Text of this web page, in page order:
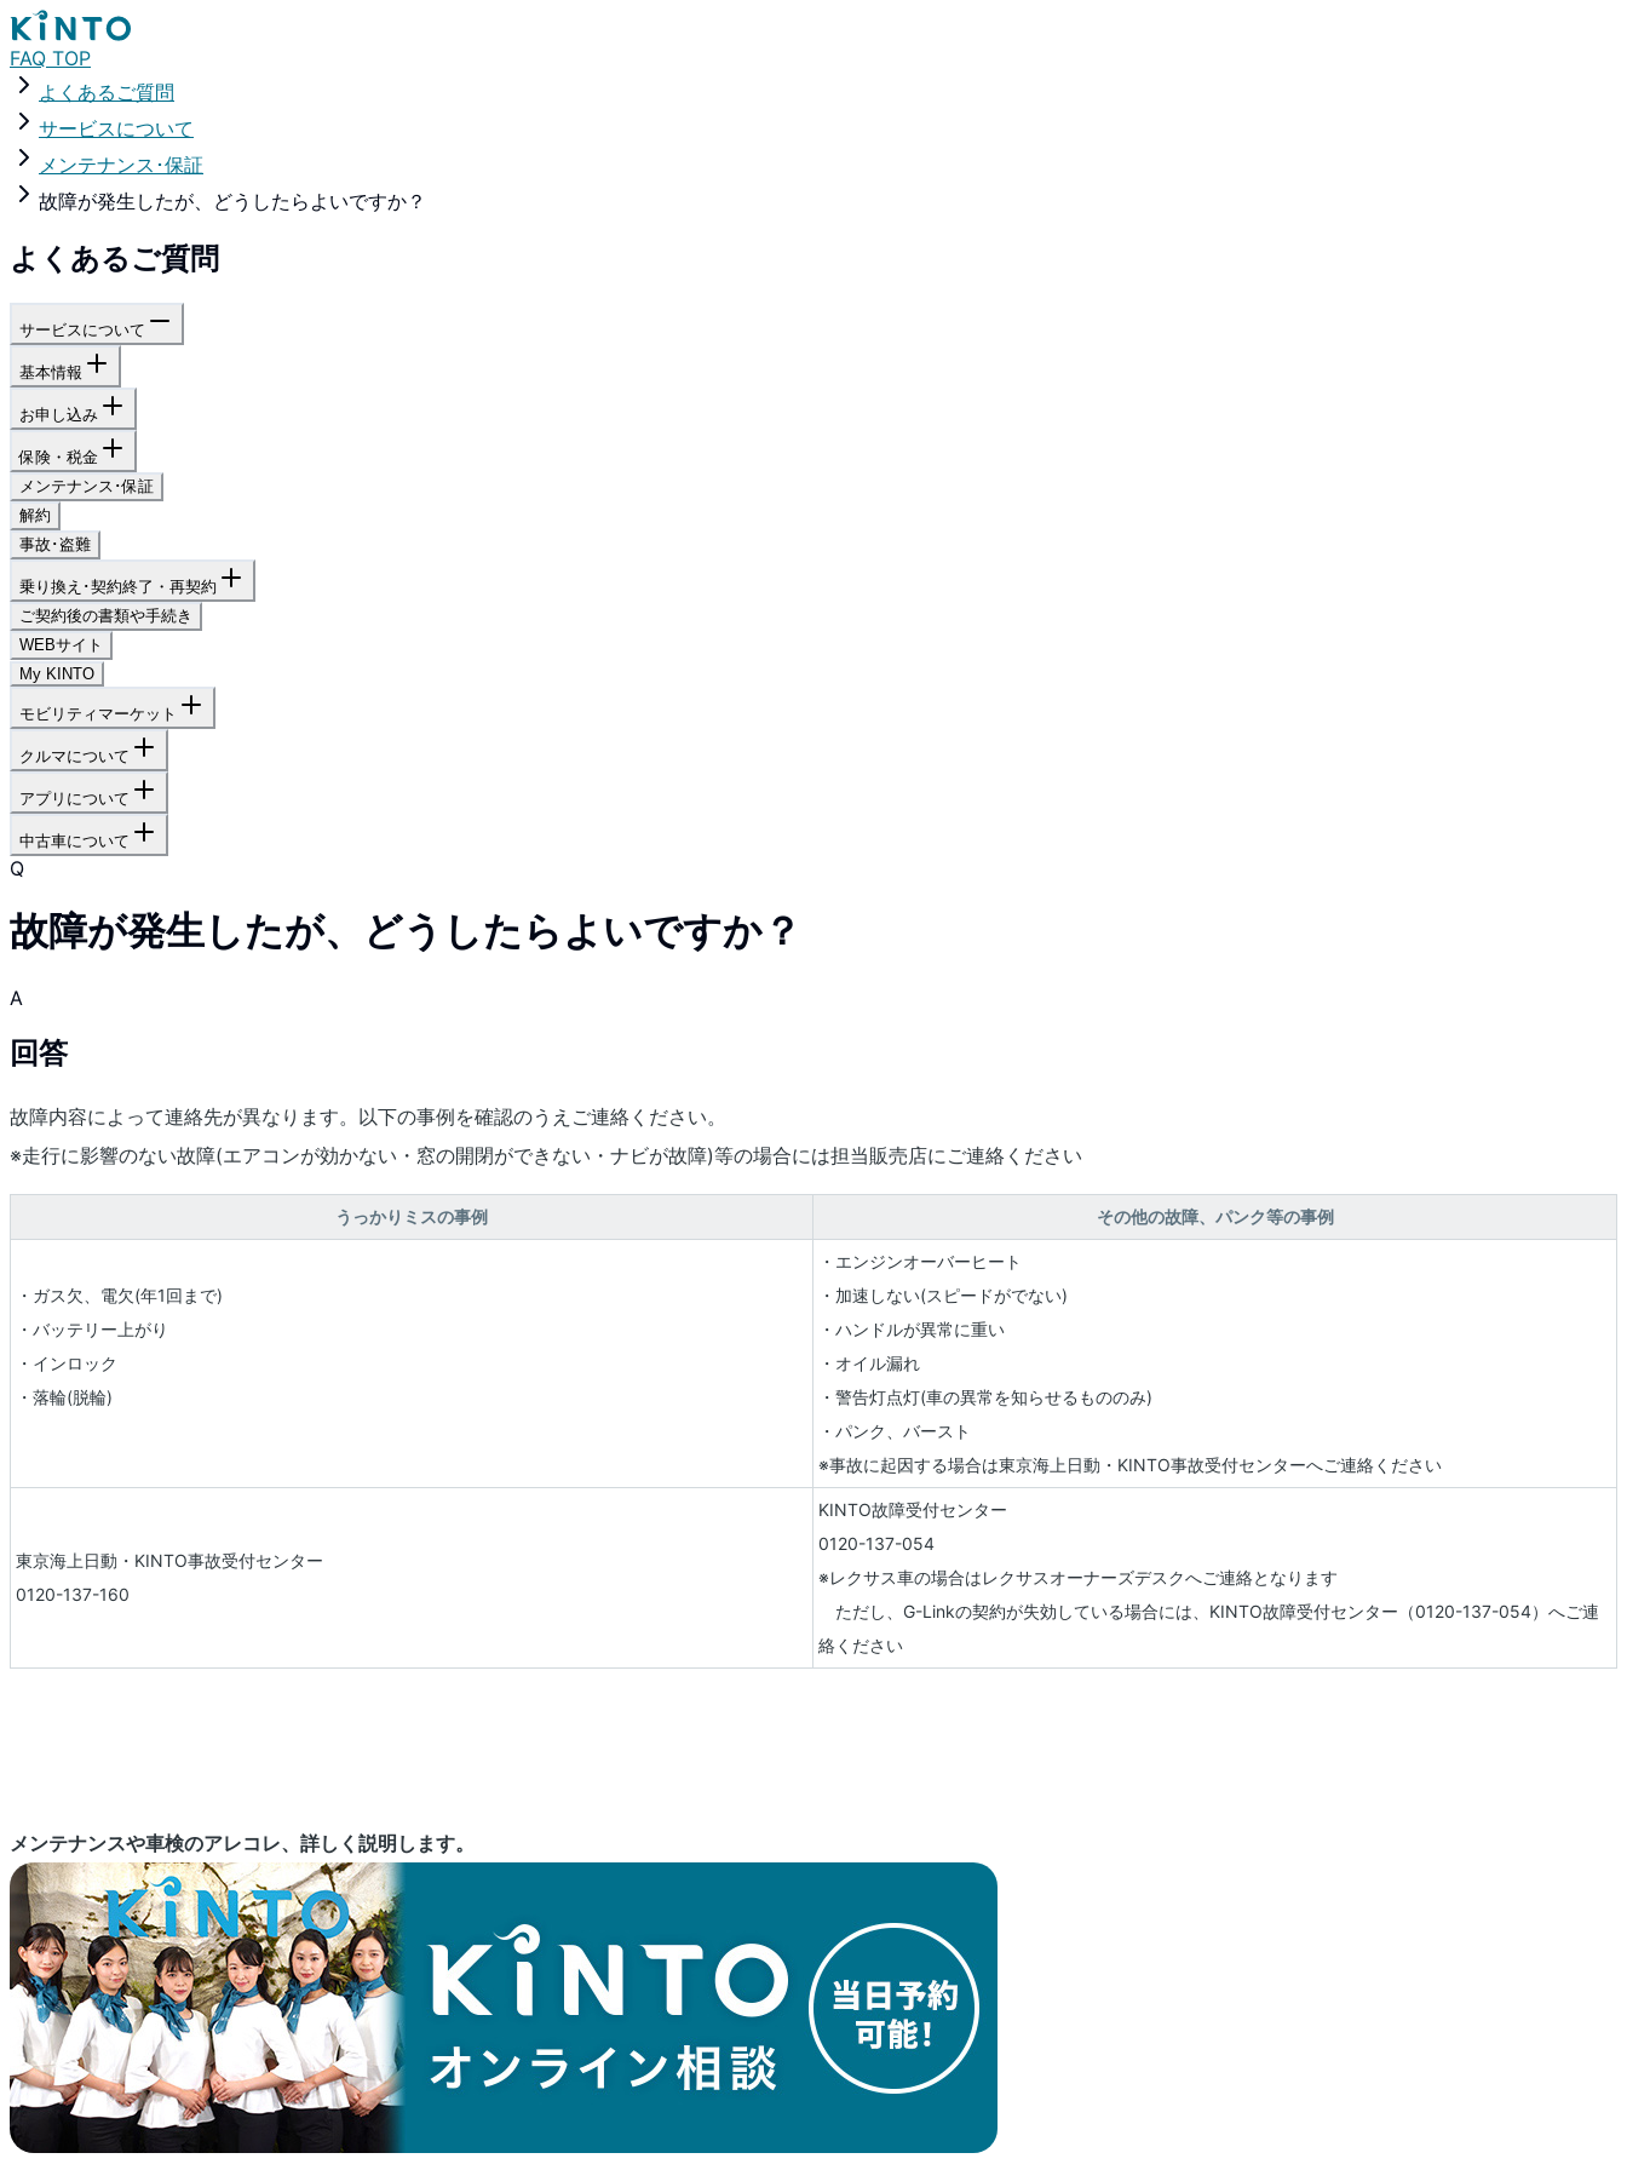
FAQ TOP
よくあるご質問
サービスについて
メンテナンス･保証
故障が発生したが、どうしたらよいですか？
よくあるご質問
サービスについて
基本情報
お申し込み
保険・税金
メンテナンス･保証
解約
事故･盗難
乗り換え･契約終了・再契約
ご契約後の書類や手続き
WEBサイト
My KINTO
モビリティマーケット
クルマについて
アプリについて
中古車について
Q
故障が発生したが、どうしたらよいですか？
A
回答
故障内容によって連絡先が異なります。以下の事例を確認のうえご連絡ください。
※走行に影響のない故障(エアコンが効かない・窓の開閉ができない・ナビが故障)等の場合には担当販売店にご連絡ください
うっかりミスの事例 その他の故障、パンク等の事例
・ガス欠、電欠(年1回まで)
・バッテリー上がり
・インロック
・落輪(脱輪)
・エンジンオーバーヒート
・加速しない(スピードがでない)
・ハンドルが異常に重い
・オイル漏れ
・警告灯点灯(車の異常を知らせるもののみ)
・パンク、バースト
※事故に起因する場合は東京海上日動・KINTO事故受付センターへご連絡ください
東京海上日動・KINTO事故受付センター
0120-137-160
KINTO故障受付センター
0120-137-054
※レクサス車の場合はレクサスオーナーズデスクへご連絡となります
ただし、G-Linkの契約が失効している場合には、KINTO故障受付センター（0120-137-054）へご連
絡ください
メンテナンスや車検のアレコレ、詳しく説明します。